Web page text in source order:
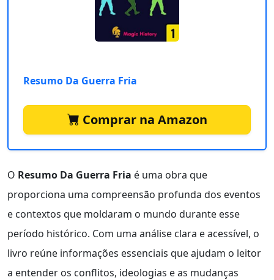
Resumo Da Guerra Fria
Comprar na Amazon
O Resumo Da Guerra Fria é uma obra que
proporciona uma compreensão profunda dos eventos
e contextos que moldaram o mundo durante esse
período histórico. Com uma análise clara e acessível, o
livro reúne informações essenciais que ajudam o leitor
a entender os conflitos, ideologias e as mudanças